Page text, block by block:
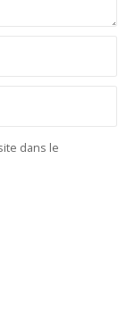
dans le